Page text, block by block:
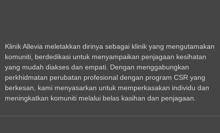
Klinik Allevia meletakkan dirinya sebagai klinik yang mengutamakan
komuniti, berdedikasi untuk menyampaikan penjagaan kesihatan
yang mudah diakses dan empati. Dengan menggabungkan
perkhidmatan perubatan profesional dengan program CSR yang
berkesan, kami menyasarkan untuk memperkasakan individu dan
meningkatkan komuniti melalui belas kasihan dan penjagaan.